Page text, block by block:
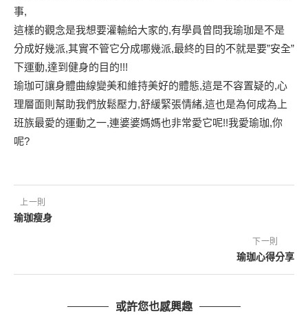
事,
這樣的觀念是我想要灌輸給大家的,有學員曾問我瑜珈是不是
分成好幾派,其實不管它分成哪幾派,最終的目的不就是要”安全”
下運動,達到健身的目的!!!
瑜珈可讓身體曲線變美和維持美好的體態,這是不容置疑的,心
理層面則幫助我們放鬆壓力,舒緩緊張情緒,這也是為何成為上
班族最愛的運動之一,連婆婆媽媽也非常愛它呢!!我愛瑜珈,你
呢?
上一則
瑜珈瘦身
下一則
瑜珈心得分享
或許您也感興趣